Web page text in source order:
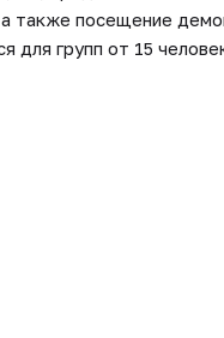
также посещение
для групп от 15